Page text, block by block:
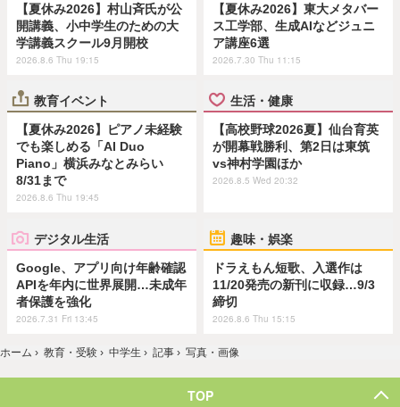
【夏休み2026】村山斉氏が公
開講義、小中学生のための大
学講義スクール9月開校
2026.8.6 Thu 19:15
【夏休み2026】東大メタバー
ス工学部、生成AIなどジュニ
ア講座6選
2026.7.30 Thu 11:15
教育イベント
【夏休み2026】ピアノ未経験
でも楽しめる「AI Duo
Piano」横浜みなとみらい
8/31まで
2026.8.6 Thu 19:45
生活・健康
【高校野球2026夏】仙台育英
が開幕戦勝利、第2日は東筑
vs神村学園ほか
2026.8.5 Wed 20:32
デジタル生活
Google、アプリ向け年齢確認
APIを年内に世界展開…未成年
者保護を強化
2026.7.31 Fri 13:45
趣味・娯楽
ドラえもん短歌、入選作は
11/20発売の新刊に収録…9/3
締切
2026.8.6 Thu 15:15
ホーム › 教育・受験 › 中学生 › 記事 › 写真・画像
TOP